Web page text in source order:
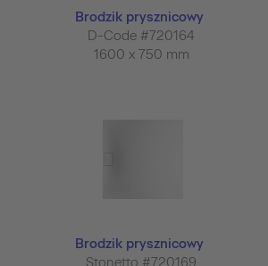
Brodzik prysznicowy
D-Code #720164
1600 x 750 mm
Brodzik prysznicowy
Stonetto #720169